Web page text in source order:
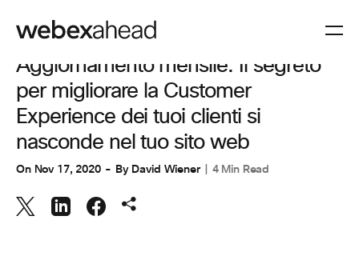
COLLABORAZIONE,ESPERIENZA CLIENTI
Aggiornamento mensile: Il segreto
per migliorare la Customer
Experience dei tuoi clienti si
nasconde nel tuo sito web
On Nov 17, 2020 By David Wiener 4 Min Read